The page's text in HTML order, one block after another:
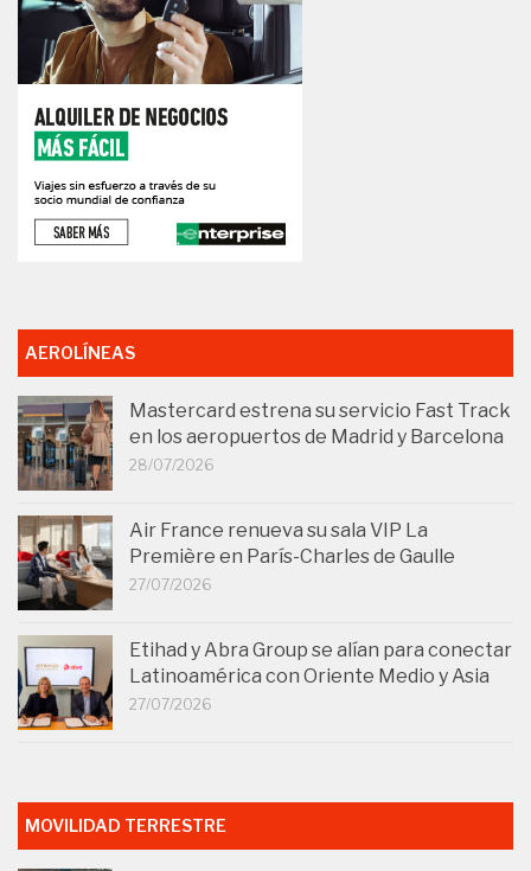
AEROLÍNEAS
Mastercard estrena su servicio Fast Track
en los aeropuertos de Madrid y Barcelona
28/07/2026
Air France renueva su sala VIP La
Première en París-Charles de Gaulle
27/07/2026
Etihad y Abra Group se alían para conectar
Latinoamérica con Oriente Medio y Asia
27/07/2026
MOVILIDAD TERRESTRE